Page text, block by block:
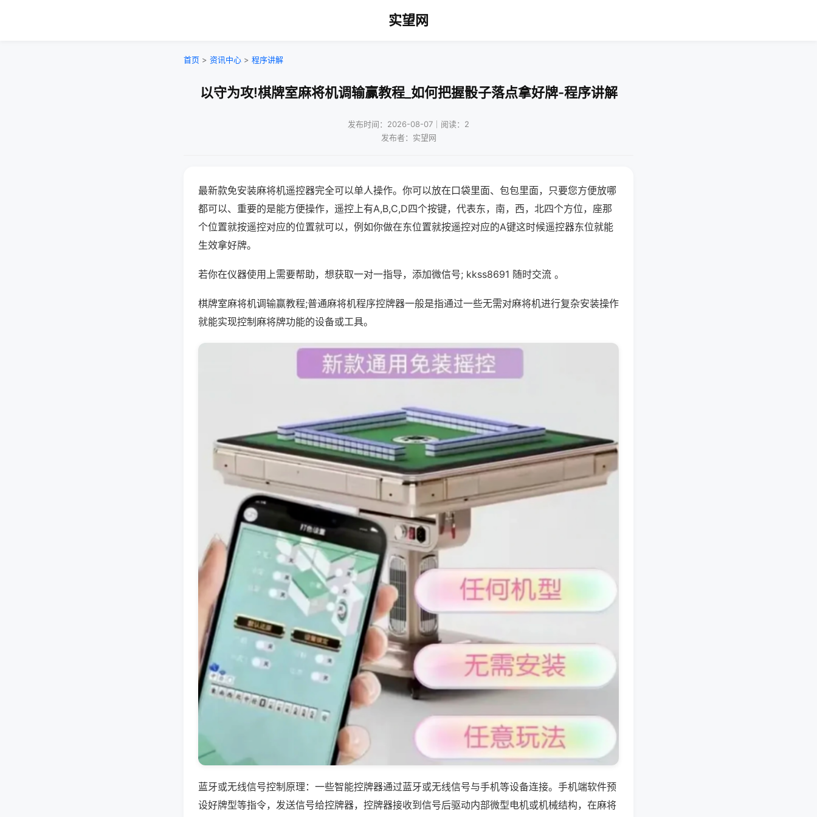
实望网
首页 > 资讯中心 > 程序讲解
以守为攻!棋牌室麻将机调输赢教程_如何把握骰子落点拿好牌-程序讲解
发布时间：2026-08-07｜阅读：2
发布者：实望网
最新款免安装麻将机遥控器完全可以单人操作。你可以放在口袋里面、包包里面，只要您方便放哪
都可以、重要的是能方便操作，遥控上有A,B,C,D四个按键，代表东，南，西，北四个方位，座那
个位置就按遥控对应的位置就可以，例如你做在东位置就按遥控对应的A键这时候遥控器东位就能
生效拿好牌。
若你在仪器使用上需要帮助，想获取一对一指导，添加微信号; kkss8691 随时交流 。
棋牌室麻将机调输赢教程;普通麻将机程序控牌器一般是指通过一些无需对麻将机进行复杂安装操作
就能实现控制麻将牌功能的设备或工具。
蓝牙或无线信号控制原理：一些智能控牌器通过蓝牙或无线信号与手机等设备连接。手机端软件预
设好牌型等指令，发送信号给控牌器，控牌器接收到信号后驱动内部微型电机或机械结构，在麻将